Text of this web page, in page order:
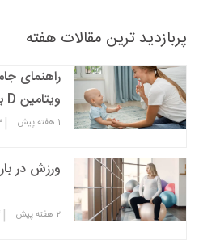
پربازدید ترین مقالات هفته
راهنمای
ویتامین D برای نوزادان
1 هفته پیش |
ورزش در
2 هفته پیش |